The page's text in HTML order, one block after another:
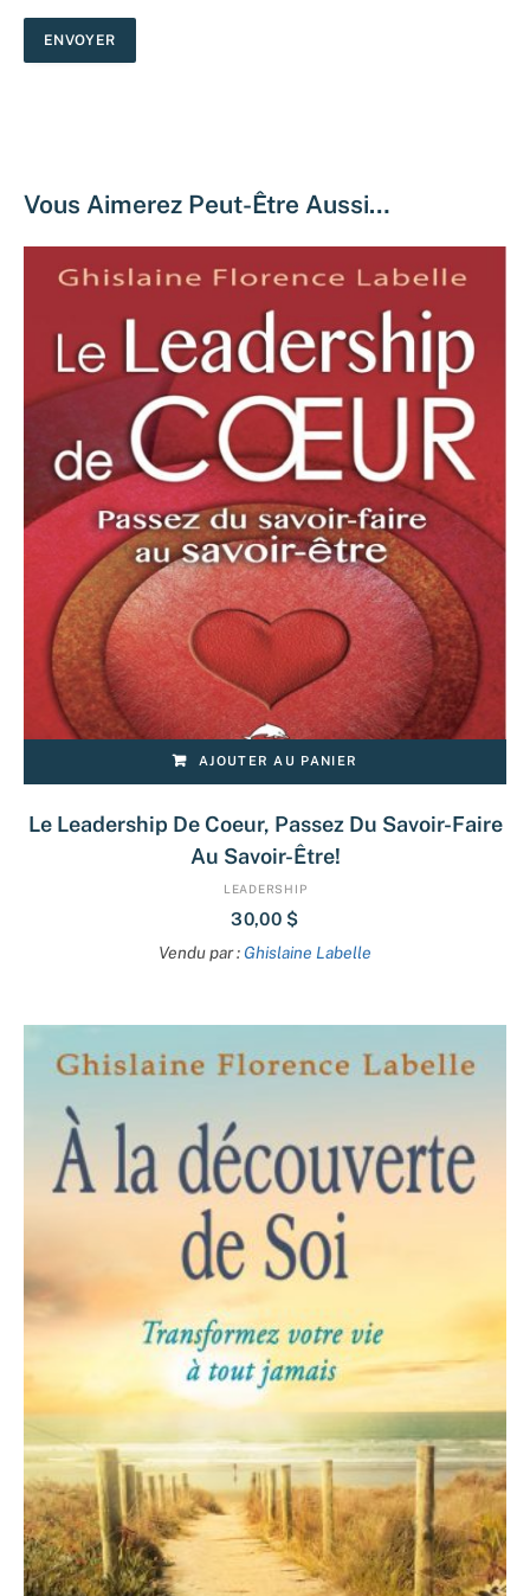
Vous Aimerez Peut-Être Aussi…
AJOUTER AU PANIER
Le Leadership De Coeur, Passez Du Savoir-Faire
Au Savoir-Être!
LEADERSHIP
30,00 $
Vendu par : Ghislaine Labelle